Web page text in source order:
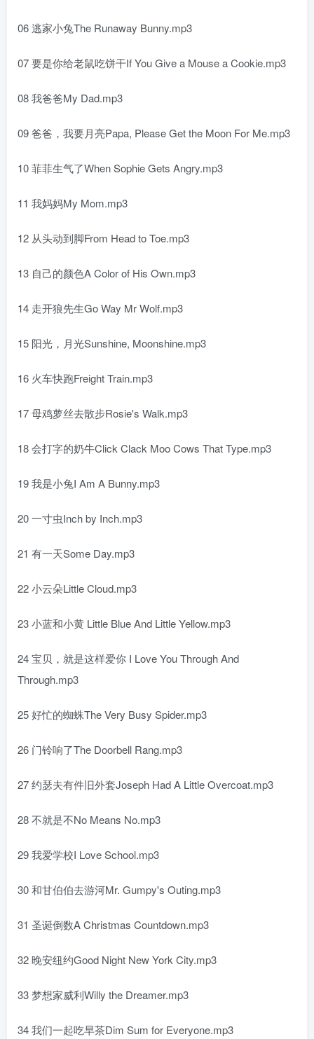
06 逃家小兔The Runaway Bunny.mp3
07 要是你给老鼠吃饼干If You Give a Mouse a Cookie.mp3
08 我爸爸My Dad.mp3
09 爸爸，我要月亮Papa, Please Get the Moon For Me.mp3
10 菲菲生气了When Sophie Gets Angry.mp3
11 我妈妈My Mom.mp3
12 从头动到脚From Head to Toe.mp3
13 自己的颜色A Color of His Own.mp3
14 走开狼先生Go Way Mr Wolf.mp3
15 阳光，月光Sunshine, Moonshine.mp3
16 火车快跑Freight Train.mp3
17 母鸡萝丝去散步Rosie's Walk.mp3
18 会打字的奶牛Click Clack Moo Cows That Type.mp3
19 我是小兔I Am A Bunny.mp3
20 一寸虫Inch by Inch.mp3
21 有一天Some Day.mp3
22 小云朵Little Cloud.mp3
23 小蓝和小黄 Little Blue And Little Yellow.mp3
24 宝贝，就是这样爱你 I Love You Through And
Through.mp3
25 好忙的蜘蛛The Very Busy Spider.mp3
26 门铃响了The Doorbell Rang.mp3
27 约瑟夫有件旧外套Joseph Had A Little Overcoat.mp3
28 不就是不No Means No.mp3
29 我爱学校I Love School.mp3
30 和甘伯伯去游河Mr. Gumpy's Outing.mp3
31 圣诞倒数A Christmas Countdown.mp3
32 晚安纽约Good Night New York City.mp3
33 梦想家威利Willy the Dreamer.mp3
34 我们一起吃早茶Dim Sum for Everyone.mp3